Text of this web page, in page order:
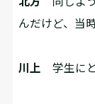
んだけど、当
川上 学生に